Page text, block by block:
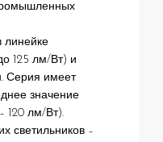
линейке
125 лм/Вт) и
Серия имеет
значение
120 лм/Вт).
светильников –